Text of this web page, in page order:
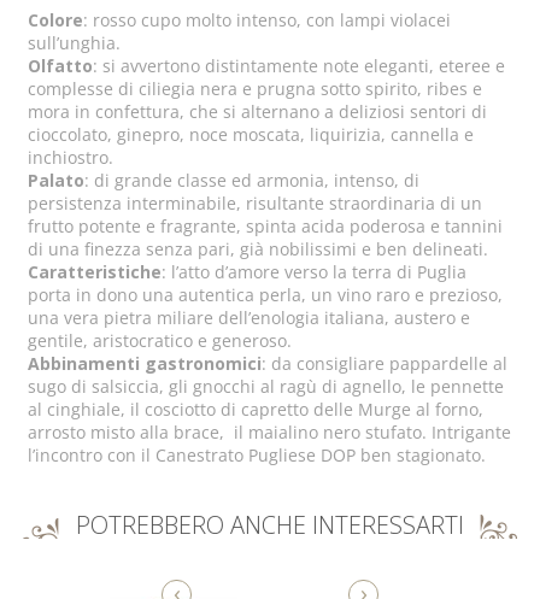
Colore: rosso cupo molto intenso, con lampi violacei
sull’unghia.
Olfatto: si avvertono distintamente note eleganti, eteree e
complesse di ciliegia nera e prugna sotto spirito, ribes e
mora in confettura, che si alternano a deliziosi sentori di
cioccolato, ginepro, noce moscata, liquirizia, cannella e
inchiostro.
Palato: di grande classe ed armonia, intenso, di
persistenza interminabile, risultante straordinaria di un
frutto potente e fragrante, spinta acida poderosa e tannini
di una finezza senza pari, già nobilissimi e ben delineati.
Caratteristiche: l’atto d’amore verso la terra di Puglia
porta in dono una autentica perla, un vino raro e prezioso,
una vera pietra miliare dell’enologia italiana, austero e
gentile, aristocratico e generoso.
Abbinamenti gastronomici: da consigliare pappardelle al
sugo di salsiccia, gli gnocchi al ragù di agnello, le pennette
al cinghiale, il cosciotto di capretto delle Murge al forno,
arrosto misto alla brace, il maialino nero stufato. Intrigante
l’incontro con il Canestrato Pugliese DOP ben stagionato.
POTREBBERO ANCHE INTERESSARTI
‹ ›